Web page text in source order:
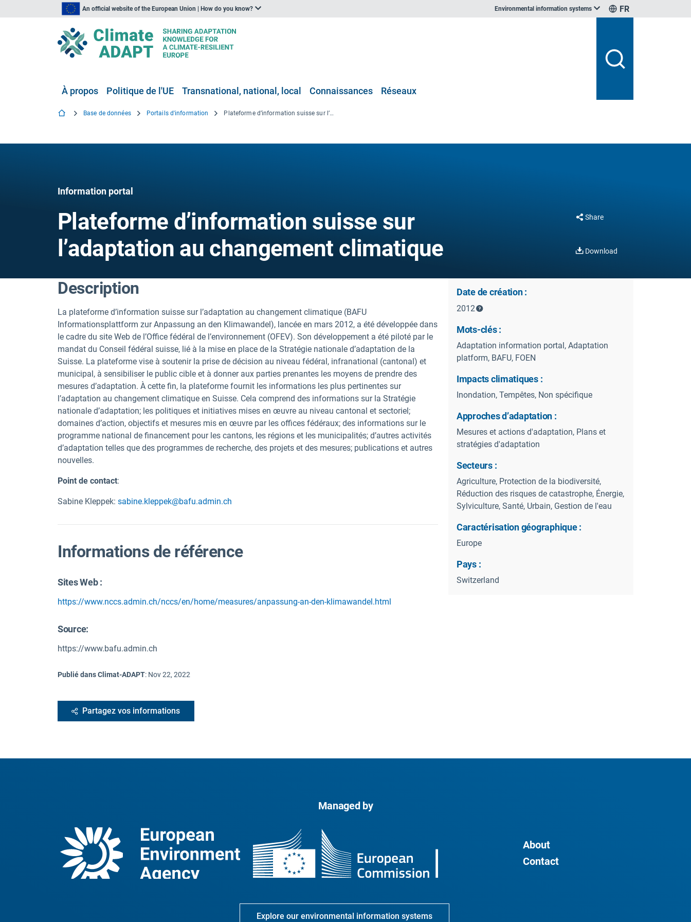
An official website of the European Union | How do you know? Environmental information systems FR
À propos Politique de l'UE Transnational, national, local Connaissances Réseaux
Base de données Portails d'information Plateforme d’information suisse sur l’adaptation au changement climatique
Information portal
Plateforme d’information suisse sur
l’adaptation au changement climatique
Share
Download
Description
La plateforme d’information suisse sur l’adaptation au changement climatique (BAFU
Informationsplattform zur Anpassung an den Klimawandel), lancée en mars 2012, a été développée dans
le cadre du site Web de l’Office fédéral de l’environnement (OFEV). Son développement a été piloté par le
mandat du Conseil fédéral suisse, lié à la mise en place de la Stratégie nationale d’adaptation de la
Suisse. La plateforme vise à soutenir la prise de décision au niveau fédéral, infranational (cantonal) et
municipal, à sensibiliser le public cible et à donner aux parties prenantes les moyens de prendre des
mesures d’adaptation. À cette fin, la plateforme fournit les informations les plus pertinentes sur
l’adaptation au changement climatique en Suisse. Cela comprend des informations sur la Stratégie
nationale d’adaptation; les politiques et initiatives mises en œuvre au niveau cantonal et sectoriel;
domaines d’action, objectifs et mesures mis en œuvre par les offices fédéraux; des informations sur le
programme national de financement pour les cantons, les régions et les municipalités; d’autres activités
d’adaptation telles que des programmes de recherche, des projets et des mesures; publications et autres
nouvelles.
Point de contact:
Sabine Kleppek: sabine.kleppek@bafu.admin.ch
Informations de référence
Sites Web :
https://www.nccs.admin.ch/nccs/en/home/measures/anpassung-an-den-klimawandel.html
Source:
https://www.bafu.admin.ch
Publié dans Climat-ADAPT: Nov 22, 2022
Partagez vos informations
Date de création :
2012
Mots-clés :
Adaptation information portal, Adaptation
platform, BAFU, FOEN
Impacts climatiques :
Inondation, Tempêtes, Non spécifique
Approches d’adaptation :
Mesures et actions d'adaptation, Plans et
stratégies d'adaptation
Secteurs :
Agriculture, Protection de la biodiversité,
Réduction des risques de catastrophe, Énergie,
Sylviculture, Santé, Urbain, Gestion de l'eau
Caractérisation géographique :
Europe
Pays :
Switzerland
Managed by
About
Contact
Explore our environmental information systems